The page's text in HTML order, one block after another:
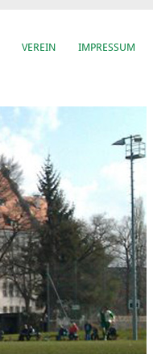
VEREIN IMPRESSUM